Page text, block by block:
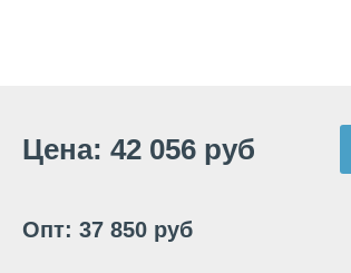
Цена: 42 056 руб
Опт: 37 850 руб